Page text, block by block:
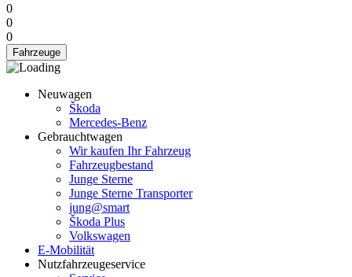
0
0
0
Fahrzeuge
Neuwagen
Škoda
Mercedes-Benz
Gebrauchtwagen
Wir kaufen Ihr Fahrzeug
Fahrzeugbestand
Junge Sterne
Junge Sterne Transporter
jung@smart
Škoda Plus
Volkswagen
E-Mobilität
Nutzfahrzeugeservice